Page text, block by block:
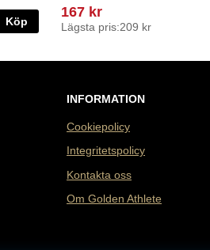
Köp
167 kr
Lägsta pris:209 kr
INFORMATION
Cookiepolicy
Integritetspolicy
Kontakta oss
Om Golden Athlete